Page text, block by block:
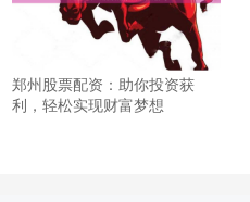
郑州股票配资：助你投资获
利，轻松实现财富梦想